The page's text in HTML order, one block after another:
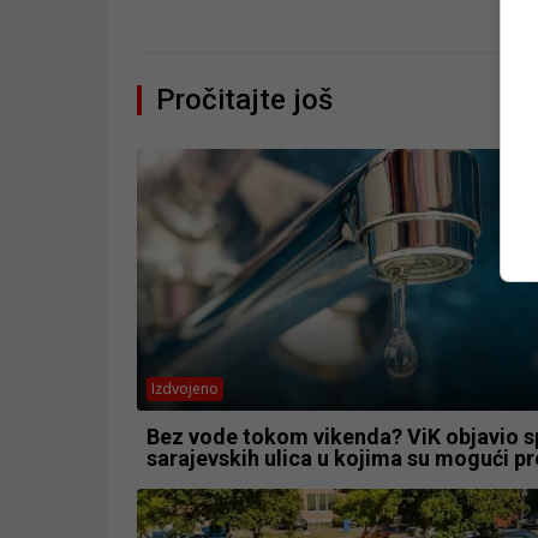
Pročitajte još
Izdvojeno
Bez vode tokom vikenda? ViK objavio
sarajevskih ulica u kojima su mogući